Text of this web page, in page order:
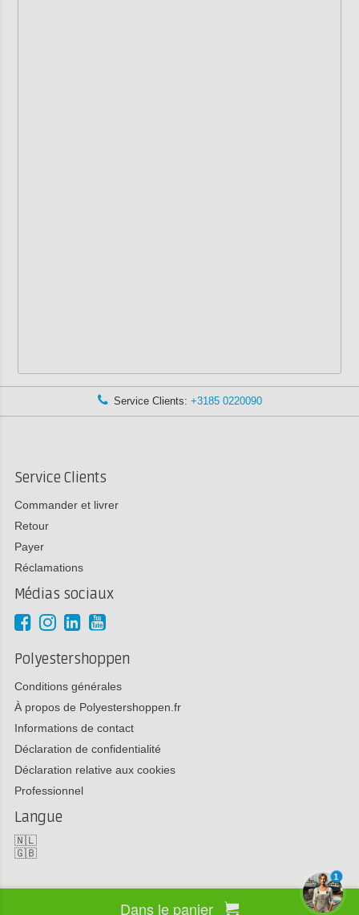
Dans le panier
Service Clients: +3185 0220090
Service Clients
Commander et livrer
Retour
Payer
Réclamations
Médias sociaux
Polyestershoppen
Conditions générales
À propos de Polyestershoppen.fr
Informations de contact
Déclaration de confidentialité
Déclaration relative aux cookies
Professionnel
Langue
🇳🇱
🇬🇧
Copyright 2026 Polyestershoppen bv
1